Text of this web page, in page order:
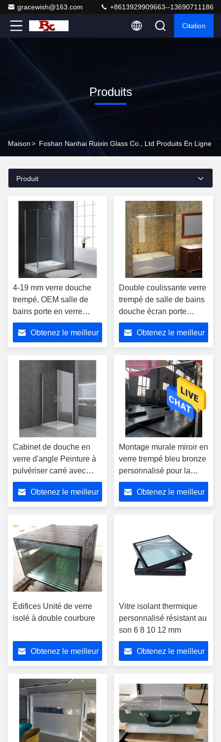
gracewish@163.com +8613929909663--13690711186
Citation
Produits
Maison> Foshan Nanhai Ruixin Glass Co., Ltd Produits En Ligne
Produit
4-19 mm verre douche
trempé, OEM salle de
bains porte en verre
haute résistance
Obtenez le meilleur
Double coulissante verre
trempé de salle de bains
douche écran porte
armoire
Obtenez le meilleur
Cabinet de douche en
verre d'angle Peinture à
pulvériser carré avec
écran
Obtenez le meilleur
Montage murale miroir en
verre trempé bleu bronze
personnalisé pour la
décoration
Obtenez le meilleur
Édifices Unité de verre
isolé à double courbure
Obtenez le meilleur
Vitre isolant thermique
personnalisé résistant au
son 6 8 10 12 mm
Obtenez le meilleur